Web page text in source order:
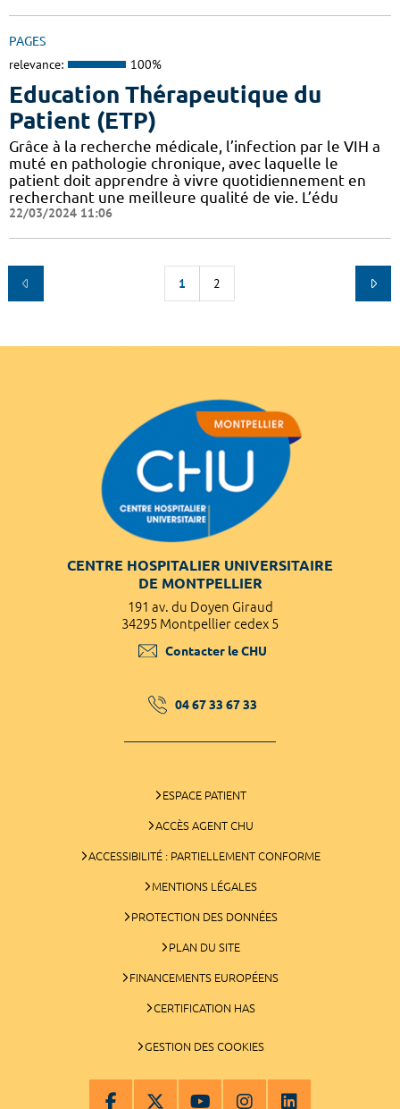
PAGES
relevance: 100%
Education Thérapeutique du
Patient (ETP)
Grâce à la recherche médicale, l’infection par le VIH a
muté en pathologie chronique, avec laquelle le
patient doit apprendre à vivre quotidiennement en
recherchant une meilleure qualité de vie. L’édu
22/03/2024 11:06
1 2
CENTRE HOSPITALIER UNIVERSITAIRE
DE MONTPELLIER
191 av. du Doyen Giraud
34295 Montpellier cedex 5
Contacter le CHU
04 67 33 67 33
ESPACE PATIENT
ACCÈS AGENT CHU
ACCESSIBILITÉ : PARTIELLEMENT CONFORME
MENTIONS LÉGALES
PROTECTION DES DONNÉES
PLAN DU SITE
FINANCEMENTS EUROPÉENS
CERTIFICATION HAS
GESTION DES COOKIES